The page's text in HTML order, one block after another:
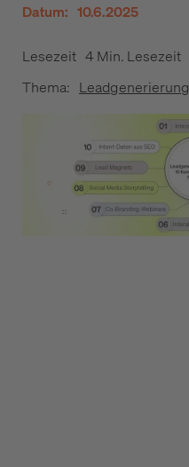
Datum: 10.6.2025
Lesezeit 4 Min. Lesezeit
Thema: Leadgenerierung